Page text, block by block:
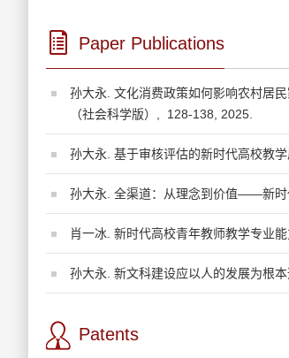
Paper Publications
孙大永. 文化消费政策如何影响农村居
（社会科学版）,
128-138, 2025.
孙大永. 基于审核评估的新时代高校教学
孙大永. 全渠道：从理念到价值——新时
肖一冰. 新时代高校青年教师教学专业
孙大永. 新文科建设应以人的发展为根本
Patents